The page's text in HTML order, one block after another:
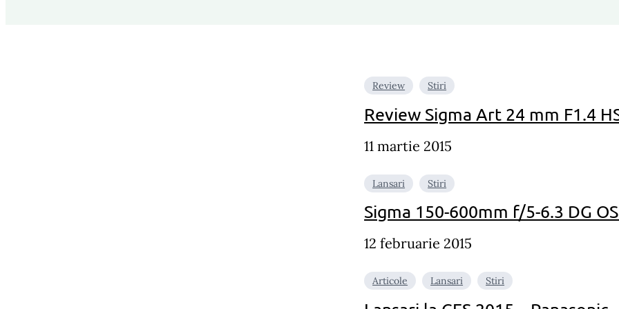
Review Stiri
Review Sigma Art 24 mm F1.4
11 martie 2015
Lansari Stiri
Sigma 150-600mm f/5-6.3 DG
12 februarie 2015
Articole Lansari Stiri